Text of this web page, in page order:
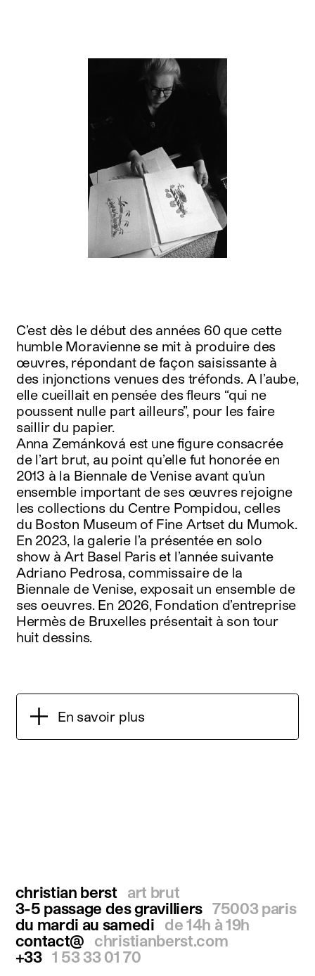
C’est dès le début des années 60 que cette
humble Moravienne se mit à produire des
œuvres, répondant de façon saisissante à
des injonctions venues des tréfonds. A l’aube,
elle cueillait en pensée des fleurs “qui ne
poussent nulle part ailleurs”, pour les faire
saillir du papier.
Anna Zemánková est une figure consacrée
de l’art brut, au point qu’elle fut honorée en
2013 à la Biennale de Venise avant qu’un
ensemble important de ses œuvres rejoigne
les collections du Centre Pompidou, celles
du Boston Museum of Fine Artset du Mumok.
En 2023, la galerie l’a présentée en solo
show à Art Basel Paris et l’année suivante
Adriano Pedrosa, commissaire de la
Biennale de Venise, exposait un ensemble de
ses oeuvres. En 2026, Fondation d’entreprise
Hermès de Bruxelles présentait à son tour
huit dessins.
En savoir plus
christian berst
art brut
3-5 passage des gravilliers 75003 paris
du mardi au samedi
de 14h à 19h
contact@
christianberst.com
+33 1 53 33 01 70